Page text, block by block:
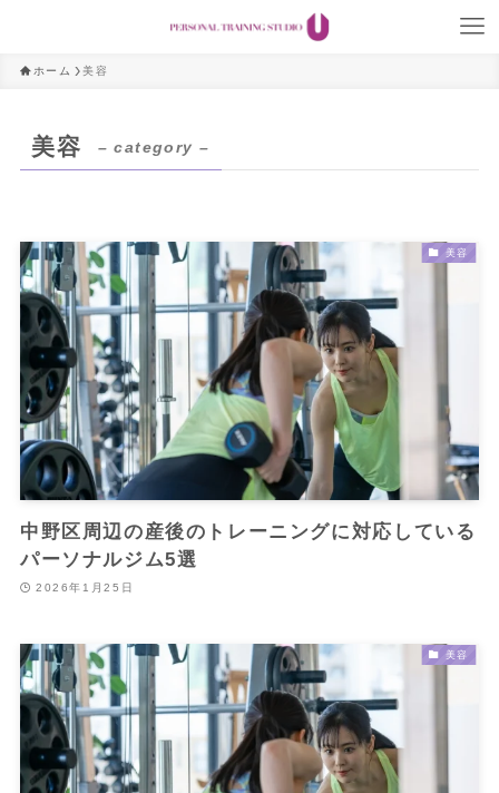
ホーム 美容
美容 – category –
美容
中野区周辺の産後のトレーニングに対応している
パーソナルジム5選
2026年1月25日
美容